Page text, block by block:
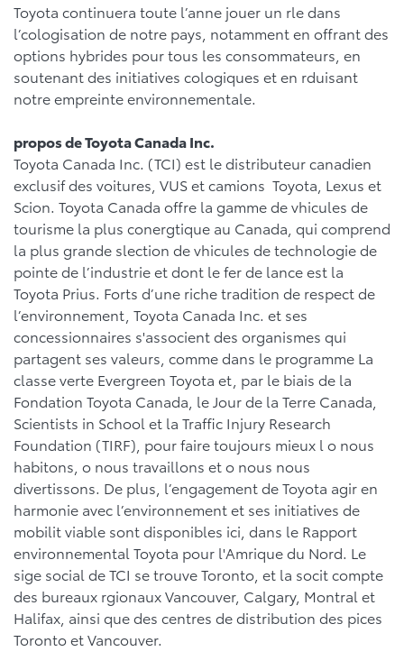
Toyota continuera toute l’anne jouer un rle dans
l’cologisation de notre pays, notamment en offrant des
options hybrides pour tous les consommateurs, en
soutenant des initiatives cologiques et en rduisant
notre empreinte environnementale.
propos de Toyota Canada Inc.
Toyota Canada Inc. (TCI) est le distributeur canadien
exclusif des voitures, VUS et camions Toyota, Lexus et
Scion. Toyota Canada offre la gamme de vhicules de
tourisme la plus conergtique au Canada, qui comprend
la plus grande slection de vhicules de technologie de
pointe de l’industrie et dont le fer de lance est la
Toyota Prius. Forts d’une riche tradition de respect de
l’environnement, Toyota Canada Inc. et ses
concessionnaires s'associent des organismes qui
partagent ses valeurs, comme dans le programme La
classe verte Evergreen Toyota et, par le biais de la
Fondation Toyota Canada, le Jour de la Terre Canada,
Scientists in School et la Traffic Injury Research
Foundation (TIRF), pour faire toujours mieux l o nous
habitons, o nous travaillons et o nous nous
divertissons. De plus, l’engagement de Toyota agir en
harmonie avec l’environnement et ses initiatives de
mobilit viable sont disponibles ici, dans le Rapport
environnemental Toyota pour l'Amrique du Nord. Le
sige social de TCI se trouve Toronto, et la socit compte
des bureaux rgionaux Vancouver, Calgary, Montral et
Halifax, ainsi que des centres de distribution des pices
Toronto et Vancouver.